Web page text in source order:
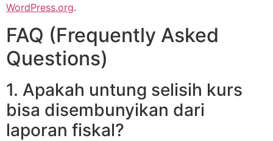
WordPress.org.
FAQ (Frequently Asked
Questions)
1. Apakah untung selisih kurs
bisa disembunyikan dari
laporan fiskal?